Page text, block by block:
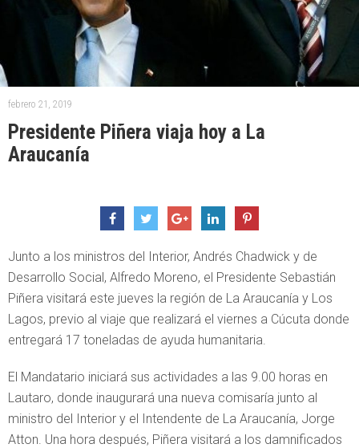
febrero 21, 2019
Presidente Piñera viaja hoy a La
Araucanía
Junto a los ministros del Interior, Andrés Chadwick y de
Desarrollo Social, Alfredo Moreno, el Presidente Sebastián
Piñera visitará este jueves la región de La Araucanía y Los
Lagos, previo al viaje que realizará el viernes a Cúcuta donde
entregará 17 toneladas de ayuda humanitaria.
El Mandatario iniciará sus actividades a las 9.00 horas en
Lautaro, donde inaugurará una nueva comisaría junto al
ministro del Interior y el Intendente de La Araucanía, Jorge
Atton. Una hora después, Piñera visitará a los damnificados